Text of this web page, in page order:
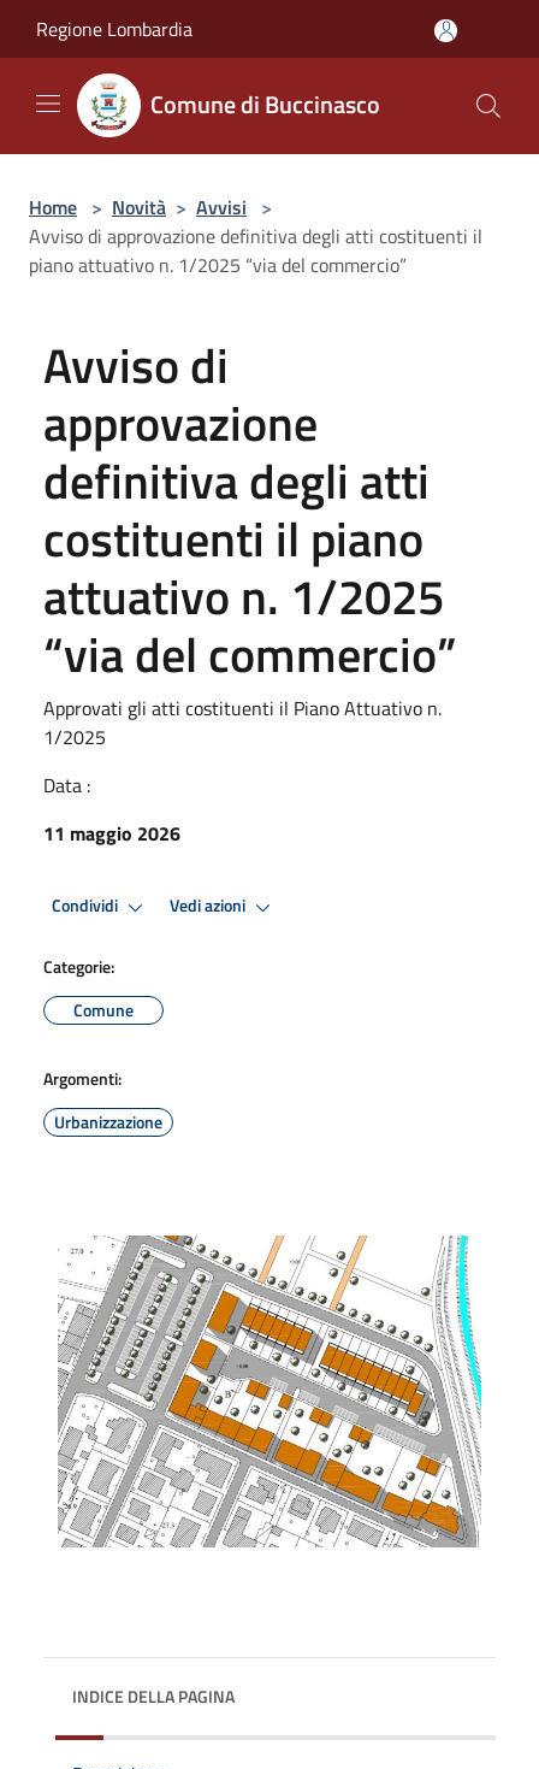
Regione Lombardia
Comune di Buccinasco
Home > Novità > Avvisi >
Avviso di approvazione definitiva degli atti costituenti il
piano attuativo n. 1/2025 “via del commercio”
Avviso di
approvazione
definitiva degli atti
costituenti il piano
attuativo n. 1/2025
“via del commercio”
Approvati gli atti costituenti il Piano Attuativo n.
1/2025
Data :
11 maggio 2026
Condividi Vedi azioni
Categorie:
Comune
Argomenti:
Urbanizzazione
INDICE DELLA PAGINA